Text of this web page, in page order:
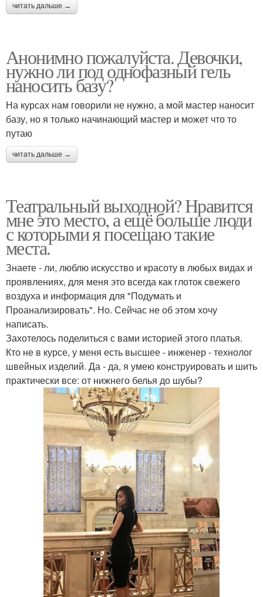
читать дальше →
Анонимно пожалуйста. Девочки,
нужно ли под однофазный гель
наносить базу?
На курсах нам говорили не нужно, а мой мастер наносит
базу, но я только начинающий мастер и может что то
путаю
читать дальше →
Театральный выходной? Нравится
мне это место, а ещё больше люди
с которыми я посещаю такие
места.
Знаете - ли, люблю искусство и красоту в любых видах и
проявлениях, для меня это всегда как глоток свежего
воздуха и информация для "Подумать и
Проанализировать". Но. Сейчас не об этом хочу
написать.
Захотелось поделиться с вами историей этого платья.
Кто не в курсе, у меня есть высшее - инженер - технолог
швейных изделий. Да - да, я умею конструировать и шить
практически все: от нижнего белья до шубы?